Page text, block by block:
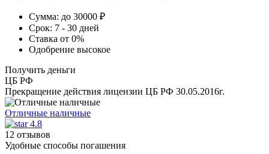
Сумма: до 30000 ₽
Срок: 7 - 30 дней
Ставка от 0%
Одобрение высокое
Получить деньги
ЦБ РФ
Прекращение действия лицензии ЦБ РФ 30.05.2016г.
Отличные наличные
4.8
12 отзывов
Удобные способы погашения